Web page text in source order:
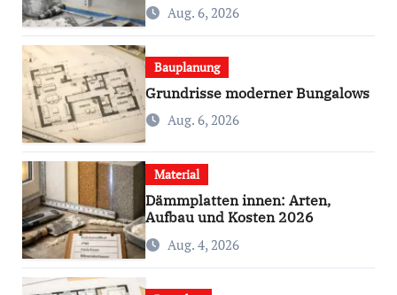
Aug. 6, 2026
Bauplanung
Grundrisse moderner Bungalows
Aug. 6, 2026
Material
Dämmplatten innen: Arten,
Aufbau und Kosten 2026
Aug. 4, 2026